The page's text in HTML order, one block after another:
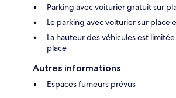
Parking avec voiturier gratuit sur
Le parking avec voiturier sur place
La hauteur des véhicules est
place
Autres informations
Espaces fumeurs prévus